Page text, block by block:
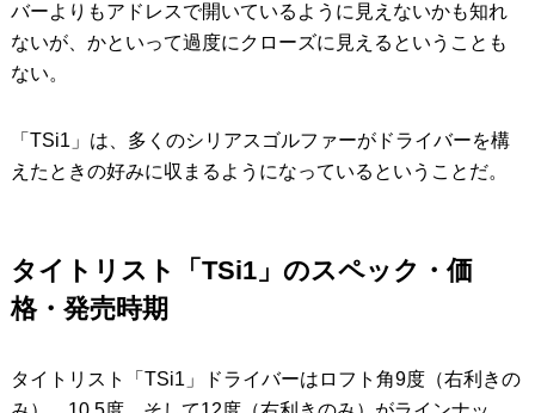
バーよりもアドレスで開いているように見えないかも知れ
ないが、かといって過度にクローズに見えるということも
ない。
「TSi1」は、多くのシリアスゴルファーがドライバーを構
えたときの好みに収まるようになっているということだ。
タイトリスト「TSi1」のスペック・価
格・発売時期
タイトリスト「TSi1」ドライバーはロフト角9度（右利きの